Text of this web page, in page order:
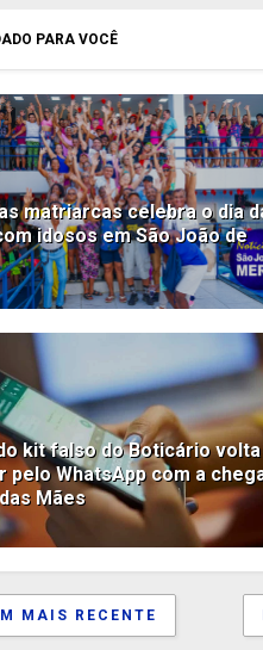
PARA VOCÊ
matriarcas celebra o dia
idosos em São João de
kit falso do Boticário volta
pelo WhatsApp com a
Mães
MAIS RECENTE